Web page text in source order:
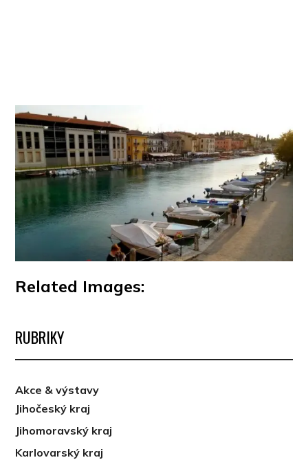
Related Images:
RUBRIKY
Akce & výstavy
Jihočeský kraj
Jihomoravský kraj
Karlovarský kraj